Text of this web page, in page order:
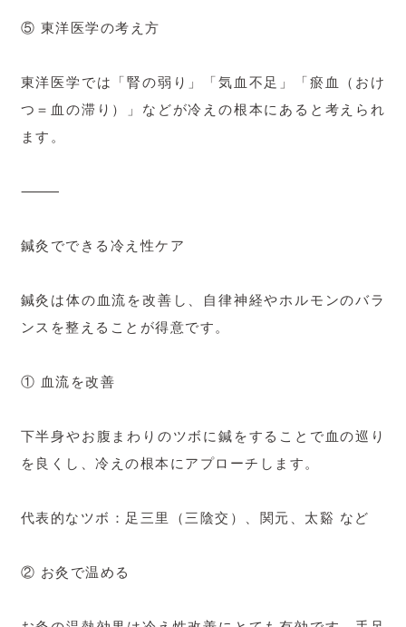
⑤ 東洋医学の考え方
東洋医学では「腎の弱り」「気血不足」「瘀血（おけ
つ＝血の滞り）」などが冷えの根本にあると考えられ
ます。
⸻
鍼灸でできる冷え性ケア
鍼灸は体の血流を改善し、自律神経やホルモンのバラ
ンスを整えることが得意です。
① 血流を改善
下半身やお腹まわりのツボに鍼をすることで血の巡り
を良くし、冷えの根本にアプローチします。
代表的なツボ：足三里（三陰交）、関元、太谿 など
② お灸で温める